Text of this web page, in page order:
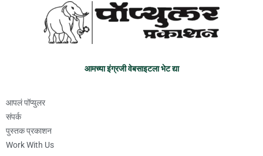
आमच्या इंग्रजी वेबसाइटला भेट द्या
आपलं पॉप्युलर
संपर्क
पुस्तक प्रकाशन
Work With Us